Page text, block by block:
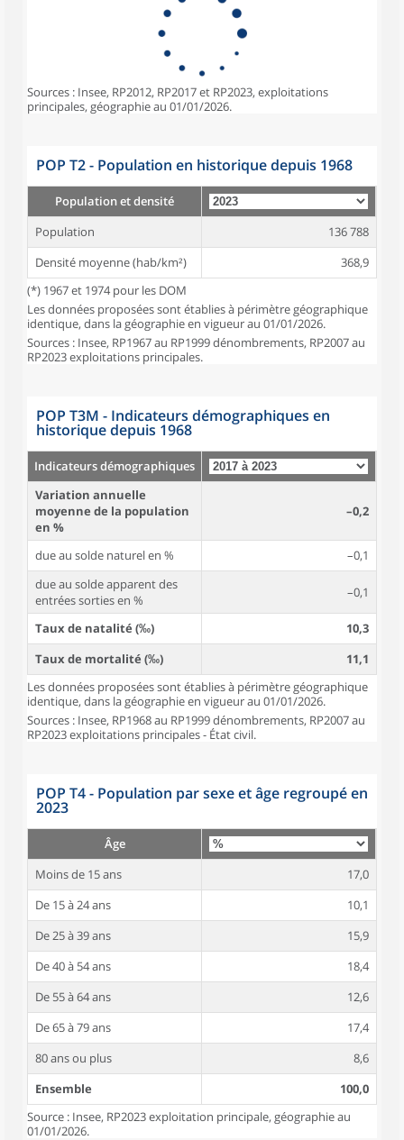
Sources : Insee, RP2012, RP2017 et RP2023, exploitations
principales, géographie au 01/01/2026.
POP T2 - Population en historique depuis 1968
Population et densité
Population
136 788
Densité moyenne (hab/km²)
368,9
(*) 1967 et 1974 pour les DOM
Les données proposées sont établies à périmètre géographique
identique, dans la géographie en vigueur au 01/01/2026.
Sources : Insee, RP1967 au RP1999 dénombrements, RP2007 au
RP2023 exploitations principales.
POP T3M - Indicateurs démographiques en
historique depuis 1968
Indicateurs démographiques
Variation annuelle
moyenne de la population
en %
–0,2
due au solde naturel en %
–0,1
due au solde apparent des
entrées sorties en %
–0,1
Taux de natalité (‰)
10,3
Taux de mortalité (‰)
11,1
Les données proposées sont établies à périmètre géographique
identique, dans la géographie en vigueur au 01/01/2026.
Sources : Insee, RP1968 au RP1999 dénombrements, RP2007 au
RP2023 exploitations principales - État civil.
POP T4 - Population par sexe et âge regroupé en
2023
Âge
Moins de 15 ans
17,0
De 15 à 24 ans
10,1
De 25 à 39 ans
15,9
De 40 à 54 ans
18,4
De 55 à 64 ans
12,6
De 65 à 79 ans
17,4
80 ans ou plus
8,6
Ensemble
100,0
Source : Insee, RP2023 exploitation principale, géographie au
01/01/2026.